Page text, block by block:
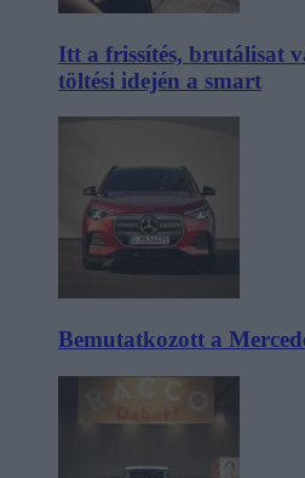
Itt a frissítés, brutálisat
töltési idején a smart
Bemutatkozott a